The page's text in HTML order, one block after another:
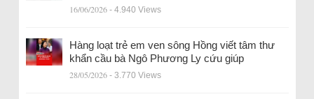
16/06/2026 - 4.940 Views
Hàng loạt trẻ em ven sông Hồng viết tâm thư
khẩn cầu bà Ngô Phương Ly cứu giúp
28/05/2026 - 3.770 Views